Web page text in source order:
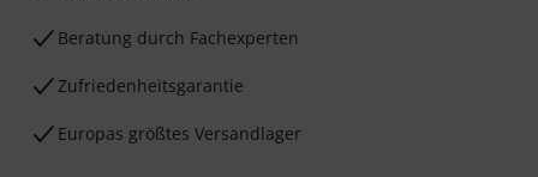
Beratung durch Fachexperten
Zufriedenheitsgarantie
Europas größtes Versandlager